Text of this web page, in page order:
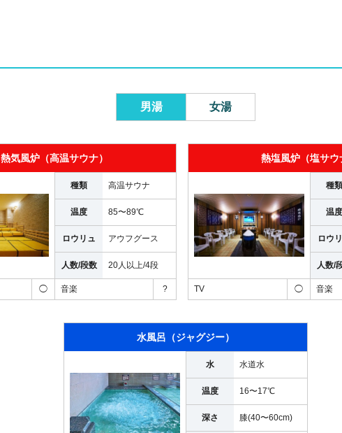
男湯 女湯
熱気風炉（高温サウナ）
種類 高温サウナ
温度 85〜89℃
ロウリュ アウフグース
人数/段数 20人以上/4段
◯ 音楽 ?
熱塩風炉（塩サウ
種類
温度
ロウ
人数/
TV ◯ 音楽
水風呂（ジャグジー）
水 水道水
温度 16〜17℃
深さ 膝(40〜60cm)